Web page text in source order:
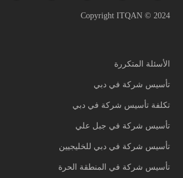
Copyright ITQAN © 2024
الأسئلة المتكررة
تأسيس شركة في دبي
تكلفة تأسيس شركة في دبي
تأسيس شركة في جبل علي
تأسيس شركة في دبي للخليجيين
تأسيس شركة في المنطقة الحرة